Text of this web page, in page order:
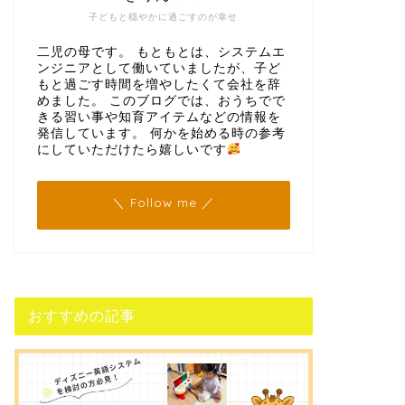
子どもと穏やかに過ごすのが幸せ
二児の母です。 もともとは、システムエ
ンジニアとして働いていましたが、子ど
もと過ごす時間を増やしたくて会社を辞
めました。 このブログでは、おうちでで
きる習い事や知育アイテムなどの情報を
発信しています。 何かを始める時の参考
にしていただけたら嬉しいです
＼ Follow me ／
おすすめの記事